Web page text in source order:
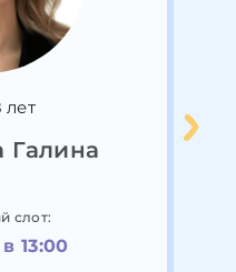
Галина
слот:
13:00